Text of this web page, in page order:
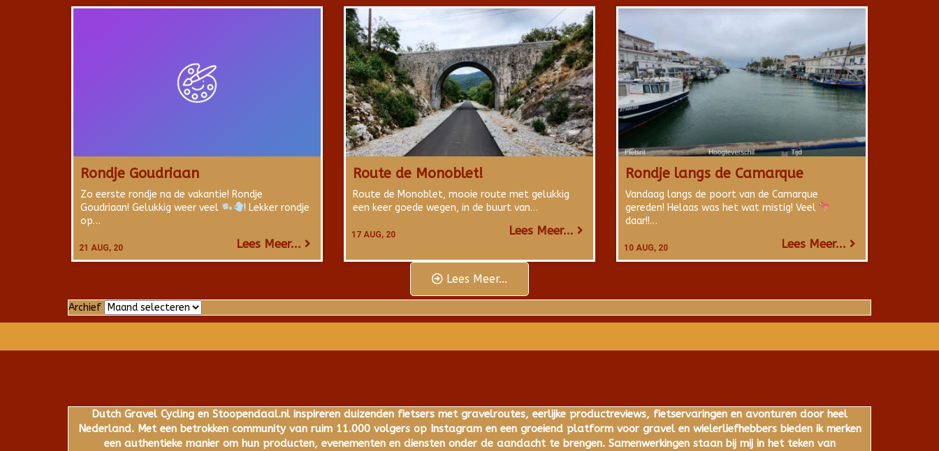
Rondje Goudriaan
21 AUG, 20
Zo eerste rondje na de vakantie! Rondje
Goudriaan! Gelukkig weer veel
! Lekker rondje
op…
Lees Meer...
Route de Monoblet!
17 AUG, 20
Route de Monoblet, mooie route met gelukkig
een keer goede wegen, in de buurt van…
Lees Meer...
Rondje langs de Camarque
10 AUG, 20
Vandaag langs de poort van de Camarque
gereden! Helaas was het wat mistig! Veel
daar!!…
Lees Meer...
Lees Meer...
Archief Archief
Dutch Gravel Cycling en Stoopendaal.nl inspireren duizenden fietsers met gravelroutes, eerlijke productreviews, fietservaringen en avonturen door heel
Nederland. Met een betrokken community van ruim 11.000 volgers op Instagram en een groeiend platform voor gravel en wielerliefhebbers bieden ik merken
een authentieke manier om hun producten, evenementen en diensten onder de aandacht te brengen. Samenwerkingen staan bij mij in het teken van